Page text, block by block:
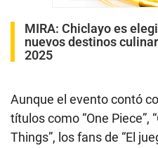
MIRA: Chiclayo es
nuevos destinos
2025
Aunque el evento contó
títulos como “One Piece”,
Things”, los fans de “El